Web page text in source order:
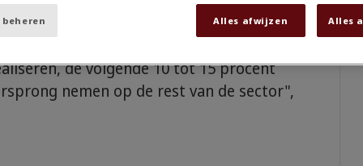
data- en analytics-programma's.
digitaal benutten, zullen de eersten zijn
de volgende 10 tot 15 procent
nemen op de rest van de sector",
beheren Alles afwijzen Alles